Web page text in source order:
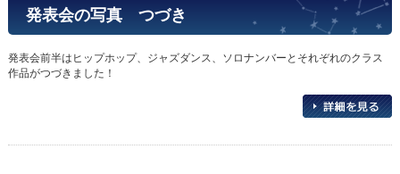
発表会の写真 つづき
発表会前半はヒップホップ、ジャズダンス、ソロナンバーとそれぞれのクラス
作品がつづきました！